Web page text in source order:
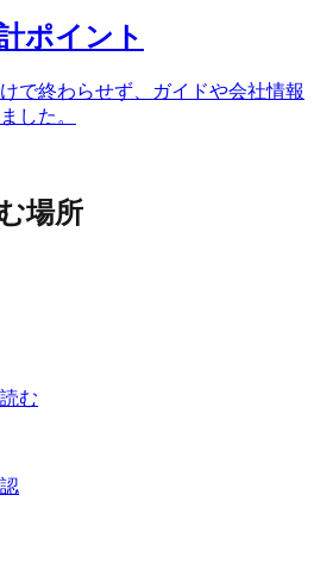
ポイント
で終わらせず、ガイドや会社情報
した。
場所
む